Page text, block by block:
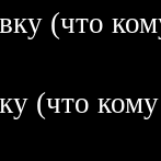
(что
(что